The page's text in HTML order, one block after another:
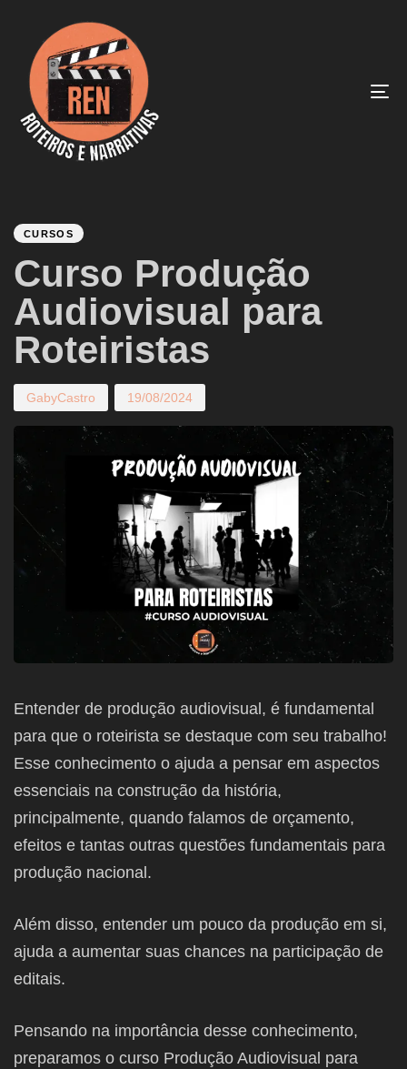
CURSOS
Curso Produção
Audiovisual para
Roteiristas
GabyCastro 19/08/2024
Entender de produção audiovisual, é fundamental
para que o roteirista se destaque com seu trabalho!
Esse conhecimento o ajuda a pensar em aspectos
essenciais na construção da história,
principalmente, quando falamos de orçamento,
efeitos e tantas outras questões fundamentais para
produção nacional.
Além disso, entender um pouco da produção em si,
ajuda a aumentar suas chances na participação de
editais.
Pensando na importância desse conhecimento,
preparamos o curso Produção Audiovisual para